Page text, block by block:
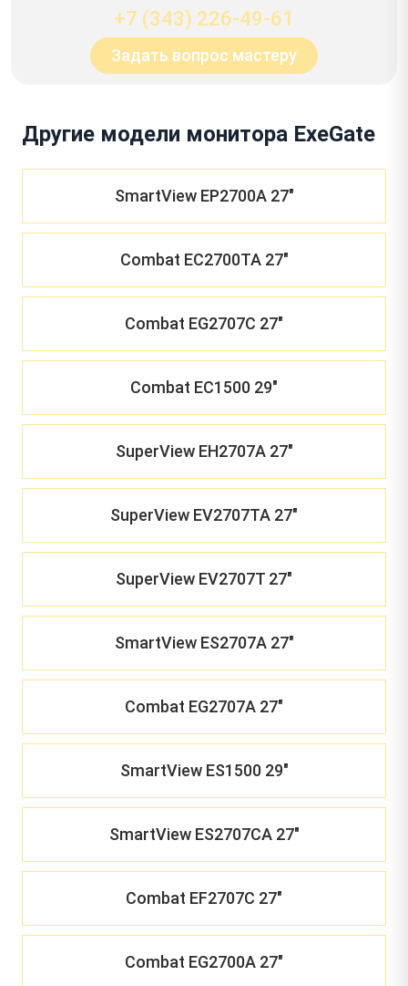
+7 (343) 226-49-61
Задать вопрос мастеру
Другие модели монитора ExeGate
SmartView EP2700A 27"
Combat EC2700TA 27"
Combat EG2707C 27"
Combat EC1500 29"
SuperView EH2707A 27"
SuperView EV2707TA 27"
SuperView EV2707T 27"
SmartView ES2707A 27"
Combat EG2707A 27"
SmartView ES1500 29"
SmartView ES2707CA 27"
Combat EF2707C 27"
Combat EG2700A 27"